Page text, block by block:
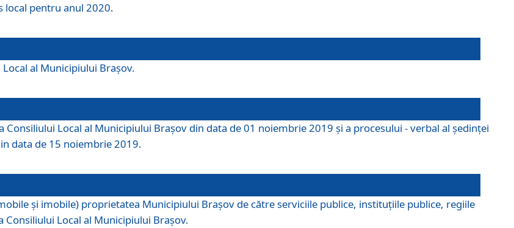
local pentru anul 2020.
al Municipiului Braşov.
Local al Municipiului Brașov din data de 01 noiembrie 2019 și a procesului - verbal al ședinței
data de 15 noiembrie 2019.
și imobile) proprietatea Municipiului Brașov de către serviciile publice, instituțiile publice, regiile
Local al Municipiului Brașov.